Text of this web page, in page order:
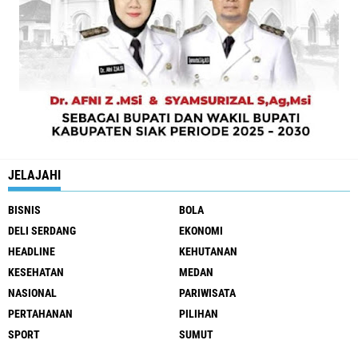
JELAJAHI
BISNIS
BOLA
DELI SERDANG
EKONOMI
HEADLINE
KEHUTANAN
KESEHATAN
MEDAN
NASIONAL
PARIWISATA
PERTAHANAN
PILIHAN
SPORT
SUMUT